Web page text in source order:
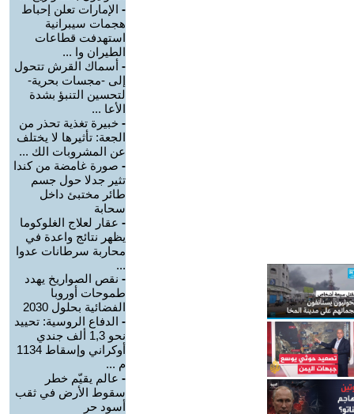
- الإمارات تعلن إحباط
هجمات سيبرانية
استهدفت قطاعات
الطيران وا ...
- أسماك القرش تتحول
إلى -مجسات بحرية-
لتحسين التنبؤ بشدة
الأعا ...
- خبيرة تغذية تحذر من
الجعة: تأثيرها لا يختلف
عن المشروبات الك ...
- صورة غامضة من كندا
تثير جدلا حول جسم
طائر مختبئ داخل
سحابة
- عقار لعلاج الغلوكوما
يظهر نتائج واعدة في
محاربة سرطانات عدوا
...
- نقص الصواريخ يهدد
طموحات أوروبا
الفضائية بحلول 2030
- الدفاع الروسية: تحييد
نحو 1,3 ألف جندي
أوكراني وإسقاط 1134
م ...
- عالم يقيّم خطر
سقوط الأرض في ثقب
أسود حر